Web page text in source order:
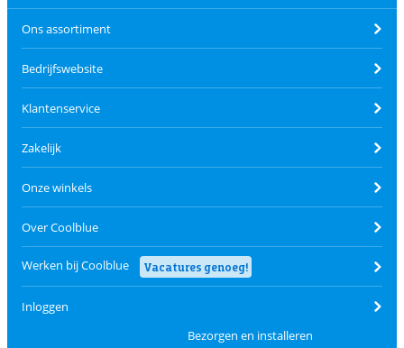
Ons assortiment
Bedrijfswebsite
Klantenservice
Zakelijk
Onze winkels
Over Coolblue
Werken bij Coolblue Vacatures genoeg!
Inloggen
Bezorgen en installeren